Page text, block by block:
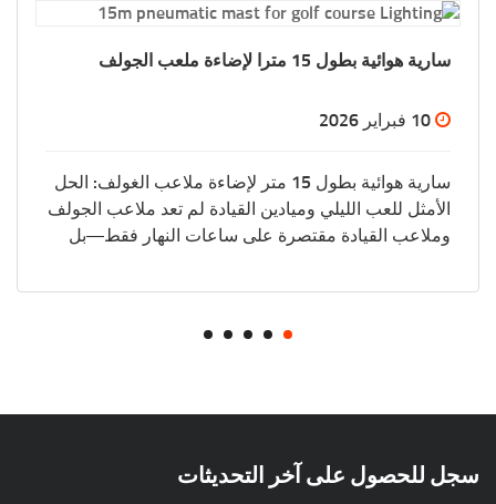
نظام التحكم التلقائي في الصاري التلسكوبي
22 ديسمبر 2025
نظام التحكم التلقائي في السارية بالتلسكوبية الدقة وراء
كل رفع: إدارة الضغط الذكية في أنظمة الصواري الحديثة
في عالم معدات الارتفاع الصناعية، الفرق بين الدالة
سجل للحصول على آخر التحديثات